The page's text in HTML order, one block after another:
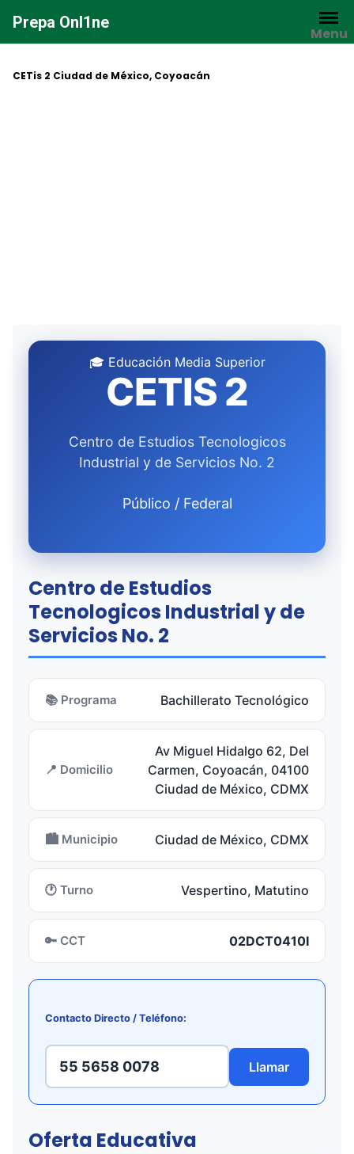
contenido
Prepa Onl1ne
Menu
CETis 2 Ciudad de México, Coyoacán
🎓 Educación Media Superior
CETIS 2
Centro de Estudios Tecnologicos
Industrial y de Servicios No. 2
Público / Federal
Centro de Estudios
Tecnologicos Industrial y de
Servicios No. 2
📚 Programa Bachillerato Tecnológico
📍 Domicilio
Av Miguel Hidalgo 62, Del
Carmen, Coyoacán, 04100
Ciudad de México, CDMX
🏙️ Municipio Ciudad de México, CDMX
🕐 Turno Vespertino, Matutino
🔑 CCT 02DCT0410I
Contacto Directo / Teléfono:
55 5658 0078 Llamar
Oferta Educativa